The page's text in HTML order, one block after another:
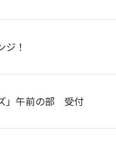
ジ！
」午前の部 受付